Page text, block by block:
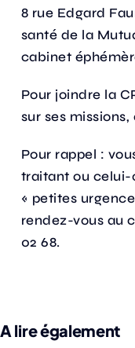
8 rue Edgard
santé de la
cabinet
Pour joindre la
sur ses missions,
Pour rappel :
traitant ou celui-
« petites
rendez-vous au
02 68.
A lire également